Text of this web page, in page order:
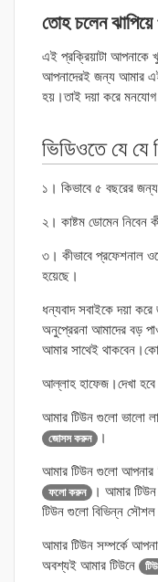
তোহ চলেন ঝাপিয়ে
এই প্রক্রিয়াটা আপনাকে
আপনাদেরই জন্য আমার এই
হয়।তাই দয়া করে মনযোগ
ভিডিওতে যে যে
১। কিভাবে ৫ বছরের
২। কাষ্টম ডোমেন নিবেন
৩। কীভাবে প্রফেশনাল
হয়েছে।
ধন্যবাদ সবাইকে দয়া
অনুপ্রেরনা আমাদের বড়
আমার সাথেই
আল্লাহ হাফেজ।দেখা হবে
আমার টিউন গুলো ভালো
জোসস করুন ।
আমার টিউন গুলো আপনার
ফলো করুন
। আমার
টিউন গুলো বিভিন্ন সৌশল
আমার টিউন সম্পর্কে
অবশ্যই আমার টিউনে